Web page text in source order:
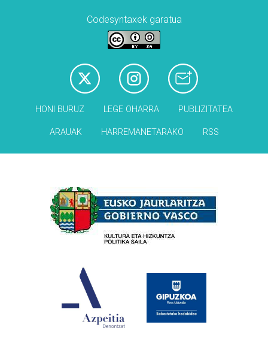
Codesyntaxek garatua
HONI BURUZ LEGE OHARRA PUBLIZITATEA
ARAUAK HARREMANETARAKO RSS